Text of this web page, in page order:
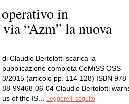
in
“Azm” la nuova
di Claudio Bertolotti scarica la
pubblicazione completa CeMiSS OSS
3/2015 (articolo pp. 114-128) ISBN 978-
88-99468-06-04 Claudio Bertolotti
us of the IS...
Leggere il seguito